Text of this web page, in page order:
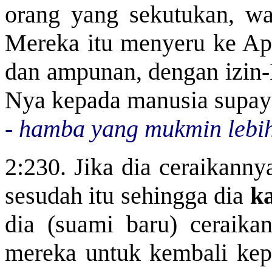
orang yang sekutukan,
Mereka itu menyeru ke
dan ampunan, dengan
Nya kepada manusia
- hamba yang mukmin
2:230. Jika dia
sesudah itu sehingga dia
dia (suami baru)
mereka untuk kembali